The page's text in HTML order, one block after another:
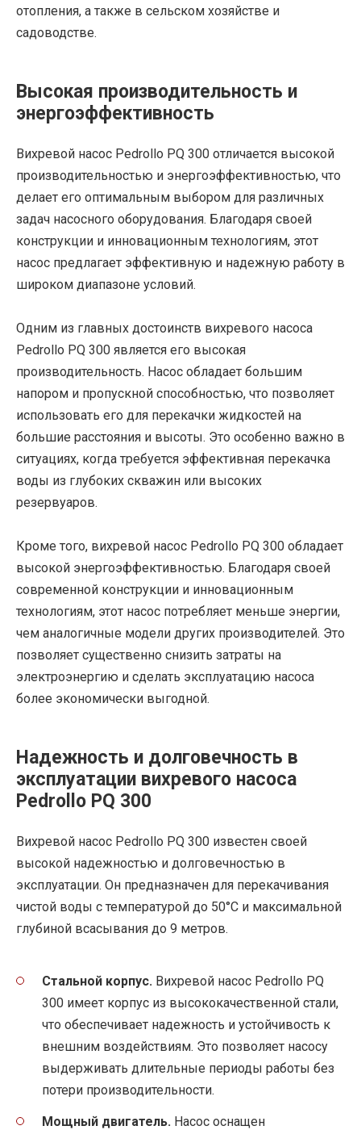
отопления, а также в сельском хозяйстве и
садоводстве.
Высокая производительность и
энергоэффективность
Вихревой насос Pedrollo PQ 300 отличается высокой
производительностью и энергоэффективностью, что
делает его оптимальным выбором для различных
задач насосного оборудования. Благодаря своей
конструкции и инновационным технологиям, этот
насос предлагает эффективную и надежную работу в
широком диапазоне условий.
Одним из главных достоинств вихревого насоса
Pedrollo PQ 300 является его высокая
производительность. Насос обладает большим
напором и пропускной способностью, что позволяет
использовать его для перекачки жидкостей на
большие расстояния и высоты. Это особенно важно в
ситуациях, когда требуется эффективная перекачка
воды из глубоких скважин или высоких
резервуаров.
Кроме того, вихревой насос Pedrollo PQ 300 обладает
высокой энергоэффективностью. Благодаря своей
современной конструкции и инновационным
технологиям, этот насос потребляет меньше энергии,
чем аналогичные модели других производителей. Это
позволяет существенно снизить затраты на
электроэнергию и сделать эксплуатацию насоса
более экономически выгодной.
Надежность и долговечность в
эксплуатации вихревого насоса
Pedrollo PQ 300
Вихревой насос Pedrollo PQ 300 известен своей
высокой надежностью и долговечностью в
эксплуатации. Он предназначен для перекачивания
чистой воды с температурой до 50°C и максимальной
глубиной всасывания до 9 метров.
Стальной корпус. Вихревой насос Pedrollo PQ
300 имеет корпус из высококачественной стали,
что обеспечивает надежность и устойчивость к
внешним воздействиям. Это позволяет насосу
выдерживать длительные периоды работы без
потери производительности.
Мощный двигатель. Насос оснащен